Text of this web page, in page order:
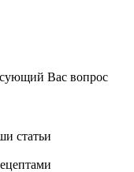
Вас вопрос
статьи